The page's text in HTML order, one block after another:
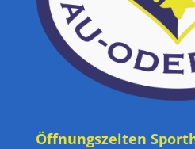
Öffnungszeiten